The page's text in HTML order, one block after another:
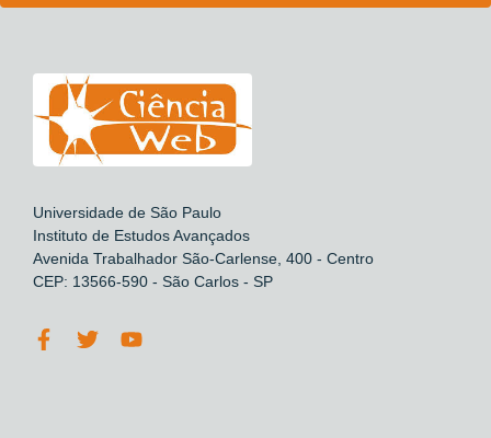
Universidade de São Paulo
Instituto de Estudos Avançados
Avenida Trabalhador São-Carlense, 400 - Centro
CEP: 13566-590 - São Carlos - SP